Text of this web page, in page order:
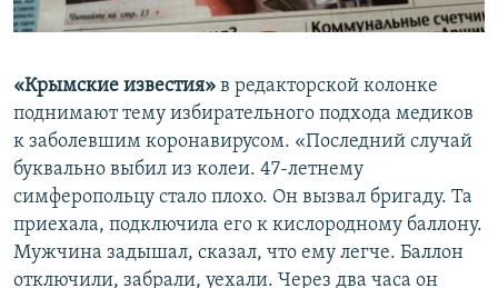
«Крымские известия» в редакторской колонке
поднимают тему избирательного подхода медиков
к заболевшим коронавирусом. «Последний случай
буквально выбил из колеи. 47-летнему
симферопольцу стало плохо. Он вызвал бригаду. Та
приехала, подключила его к кислородному баллону.
Мужчина задышал, сказал, что ему легче. Баллон
отключили, забрали, уехали. Через два часа он